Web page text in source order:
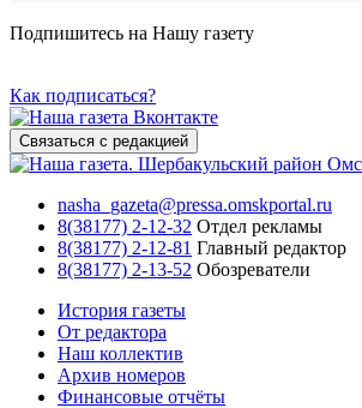
Подпишитесь на Нашу газету
Как подписаться?
Связаться с редакцией
nasha_gazeta@pressa.omskportal.ru
8(38177) 2-12-32 Отдел рекламы
8(38177) 2-12-81 Главный редактор
8(38177) 2-13-52 Обозреватели
История газеты
От редактора
Наш коллектив
Архив номеров
Финансовые отчёты